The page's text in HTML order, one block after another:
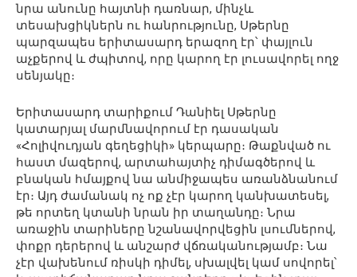
նրա անունը հայտնի դառնար, մինչև
տեսախցիկներն ու հանրությունը, Սթերնը
պարզապես երիտասարդ երազող էր՝ փայլուն
աչքերով և ժպիտով, որը կարող էր լուսավորել ողջ
սենյակը։
Երիտասարդ տարիքում Դանիել Սթերնը
կատարյալ մարմնավորում էր դասական
«Հոլիվուդյան գեղեցիկի» կերպարը։ Թաքնված ու
հաստ մազերով, արտահայտիչ դիմագծերով և
բնական հմայքով նա անմիջապես առանձնանում
էր։ Այդ ժամանակ ոչ ոք չէր կարող կանխատեսել,
թե որտեղ կտանի նրան իր տաղանդը։ Նրա
առաջին տարիները նշանավորվեցին լսումներով,
փոքր դերերով և անշարժ վճռականությամբ։ Նա
չէր վախենում ռիսկի դիմել, սխալվել կամ սովորել՝